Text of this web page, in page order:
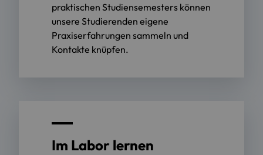
praktischen Studiensemesters können
unsere Studierenden eigene
Praxiserfahrungen sammeln und
Kontakte knüpfen.
Im Labor lernen